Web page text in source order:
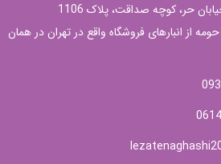
حر، کوچه صداقت، پلاک 1106
از انبارهای فروشگاه واقع در تهران در همان